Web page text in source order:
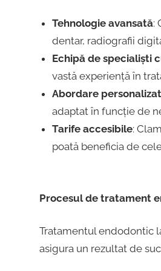
Tehnologie avansată:
dentar, radiografii
Echipă de specialiști
vastă experiență în
Abordare
adaptat în funcție de
Tarife accesibile:
poată beneficia de
Procesul de tratament
Tratamentul endodontic
asigura un rezultat de